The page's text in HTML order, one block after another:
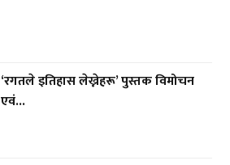
‘रगतले इतिहास लेख्नेहरू’ पुस्तक विमोचन
एवं...